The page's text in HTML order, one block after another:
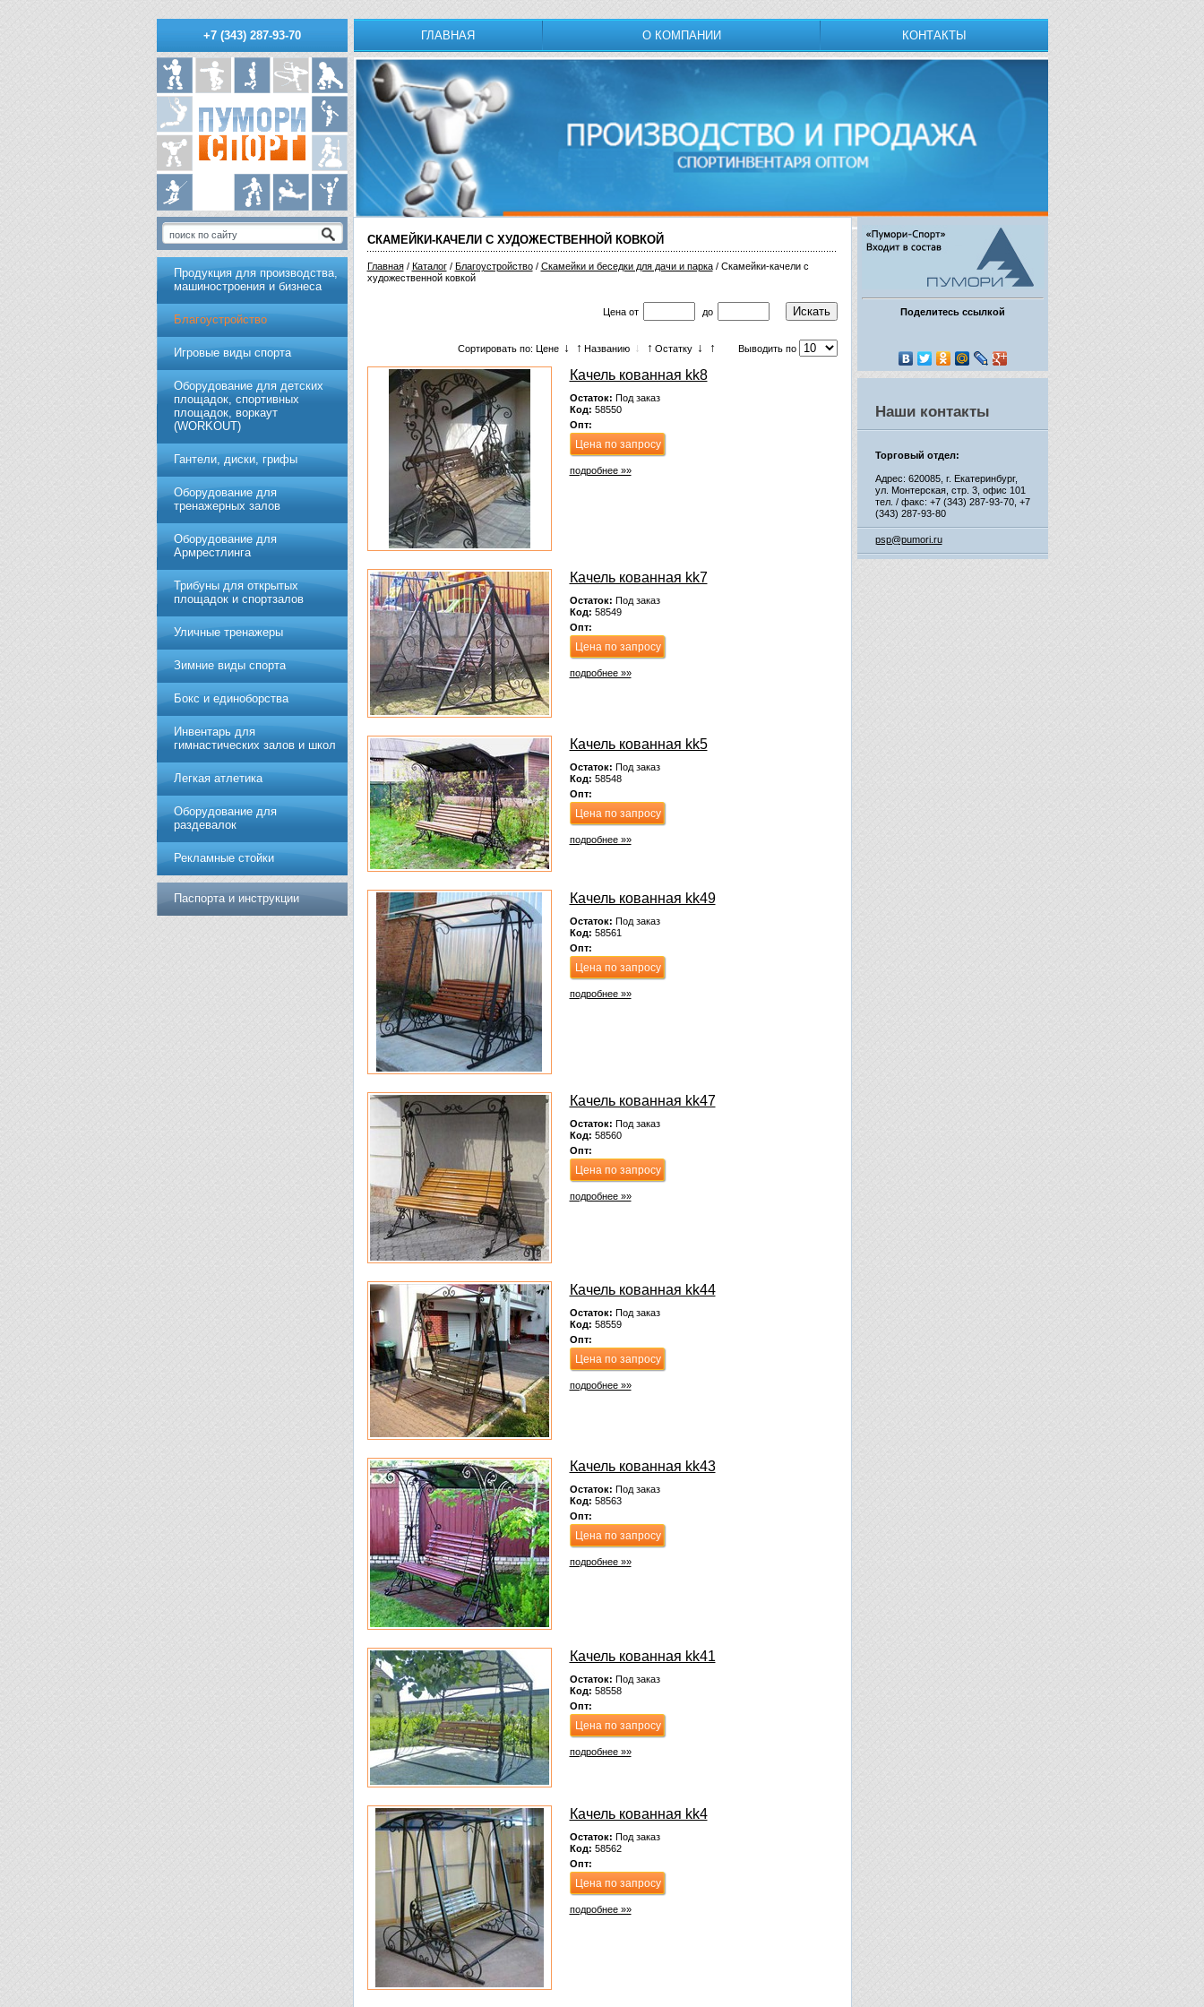
+7 (343) 287-93-70 ГЛАВНАЯ О КОМПАНИИ КОНТАКТЫ
СКАМЕЙКИ-КАЧЕЛИ С ХУДОЖЕСТВЕННОЙ КОВКОЙ
Главная/ Каталог/ Благоустройство/ Скамейки и беседки для дачи и парка/ Скамейки-качели с
художественной ковкой
Ценаот до
Сортировать по: Цене ↓ ↑ Названию ↓ ↑ Остатку ↓ ↑ Выводить по
Качель кованная kk8
Остаток: Под заказ
Код: 58550
Опт:
Цена по запросу
подробнее »»
Качель кованная kk7
Остаток: Под заказ
Код: 58549
Опт:
Цена по запросу
подробнее »»
Качель кованная kk5
Остаток: Под заказ
Код: 58548
Опт:
Цена по запросу
подробнее »»
Качель кованная kk49
Остаток: Под заказ
Код: 58561
Опт:
Цена по запросу
подробнее »»
Качель кованная kk47
Остаток: Под заказ
Код: 58560
Опт:
Цена по запросу
подробнее »»
Качель кованная kk44
Остаток: Под заказ
Код: 58559
Опт:
Цена по запросу
подробнее »»
Качель кованная kk43
Остаток: Под заказ
Код: 58563
Опт:
Цена по запросу
подробнее »»
Качель кованная kk41
Остаток: Под заказ
Код: 58558
Опт:
Цена по запросу
подробнее »»
Качель кованная kk4
Остаток: Под заказ
Код: 58562
Опт:
Цена по запросу
подробнее »»
Продукция для производства,
машиностроения и бизнеса
Благоустройство
Игровые виды спорта
Оборудование для детских
площадок, спортивных
площадок, воркаут
(WORKOUT)
Гантели, диски, грифы
Обoрудoвание для
трeнажерных залoв
Оборудование для
Армрестлинга
Трибуны для открытых
площадок и спортзалов
Уличные тренажеры
Зимние виды спорта
Бокс и единоборства
Инвентарь для
гимнастических залов и школ
Легкая атлетика
Оборудование для
раздевалок
Рекламные стойки
Паспорта и инструкции
Поделитесь ссылкой
Наши контакты
Торговый отдел:
Адрес: 620085, г. Екатеринбург,
ул. Монтерская, стр. 3, офис 101
тел. / факс: +7 (343) 287-93-70, +7
(343) 287-93-80
psp@pumori.ru